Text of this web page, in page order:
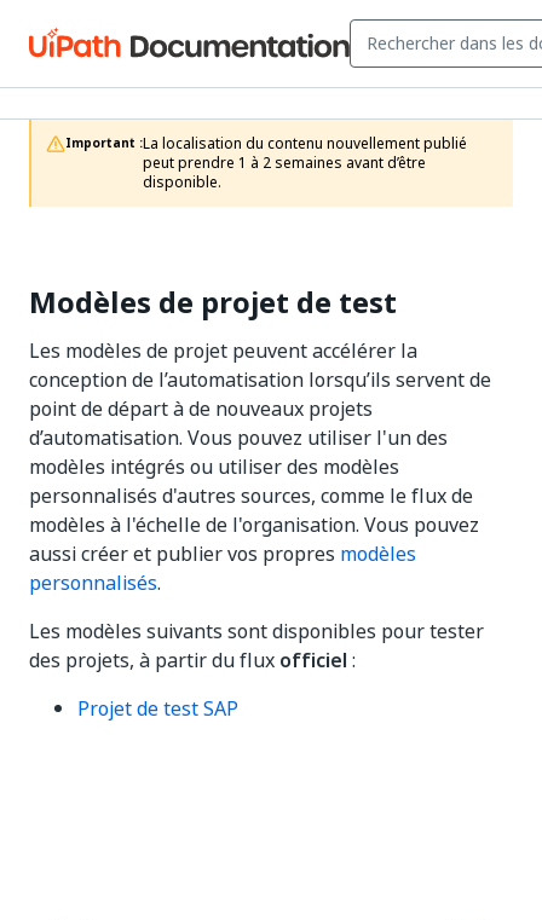
Important :La localisation du contenu nouvellement publié
peut prendre 1 à 2 semaines avant d’être
disponible.
Modèles de projet de test
Les modèles de projet peuvent accélérer la
conception de l’automatisation lorsqu’ils servent de
point de départ à de nouveaux projets
d’automatisation. Vous pouvez utiliser l'un des
modèles intégrés ou utiliser des modèles
personnalisés d'autres sources, comme le flux de
modèles à l'échelle de l'organisation. Vous pouvez
aussi créer et publier vos propres modèles
personnalisés.
Les modèles suivants sont disponibles pour tester
des projets, à partir du flux officiel :
Projet de test SAP